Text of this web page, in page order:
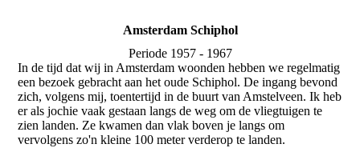
Amsterdam Schiphol
Periode 1957 - 1967
In de tijd dat wij in Amsterdam woonden hebben we regelmatig
een bezoek gebracht aan het oude Schiphol. De ingang bevond
zich, volgens mij, toentertijd in de buurt van Amstelveen. Ik heb
er als jochie vaak gestaan langs de weg om de vliegtuigen te
zien landen. Ze kwamen dan vlak boven je langs om
vervolgens zo'n kleine 100 meter verderop te landen.